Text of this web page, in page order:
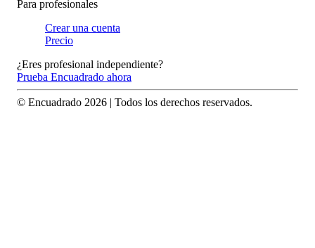
Para profesionales
Crear una cuenta
Precio
¿Eres profesional independiente?
Prueba Encuadrado ahora
© Encuadrado 2026 | Todos los derechos reservados.